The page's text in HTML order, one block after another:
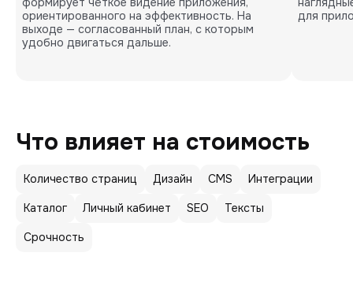
ориентированного на эффективность. На
выходе — согласованный план, с которым
удобно двигаться дальше.
для
Что влияет на стоимость
Количество страниц Дизайн CMS Интеграции
Каталог Личный кабинет SEO Тексты
Срочность